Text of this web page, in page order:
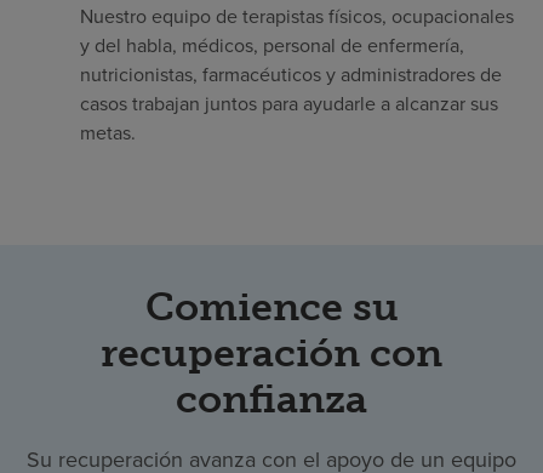
Nuestro equipo de terapistas físicos, ocupacionales
y del habla, médicos, personal de enfermería,
nutricionistas, farmacéuticos y administradores de
casos trabajan juntos para ayudarle a alcanzar sus
metas.
Comience su
recuperación con
confianza
Su recuperación avanza con el apoyo de un equipo